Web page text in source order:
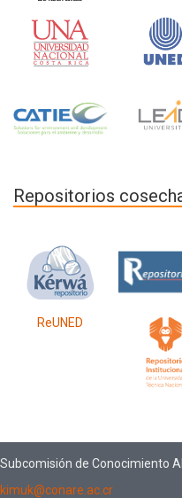
Repositorios
ReUNED
Subcomisión de Conocimiento
kimuk@conare.ac.cr